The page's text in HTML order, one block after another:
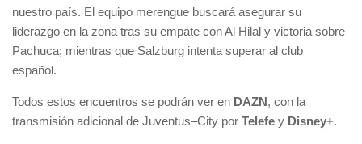
nuestro país. El equipo merengue buscará asegurar su
liderazgo en la zona tras su empate con Al Hilal y victoria sobre
Pachuca; mientras que Salzburg intenta superar al club
español.
Todos estos encuentros se podrán ver en DAZN, con la
transmisión adicional de Juventus–City por Telefe y Disney+.